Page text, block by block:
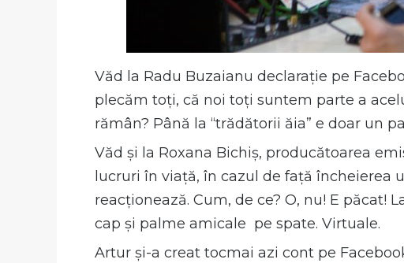
Văd la Radu Buzaianu declarație pe
plecăm toți, că noi toți suntem parte a
rămân? Până la “trădătorii ăia” e doar un
Văd și la Roxana Bichiș, producătoarea
lucruri în viață, în cazul de față încheierea
reacționează. Cum, de ce? O, nu! E păcat!
cap și palme amicale pe spate. Virtuale.
Artur și-a creat tocmai azi cont pe